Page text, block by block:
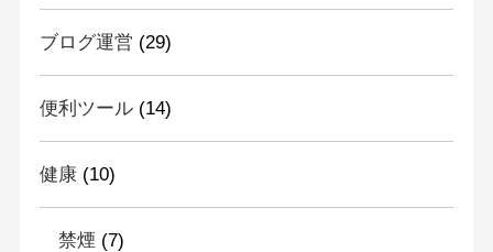
ブログ運営 (29)
便利ツール(14)
健康(10)
禁煙 (7)